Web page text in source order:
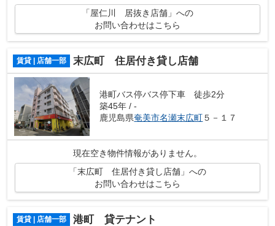
「屋仁川 居抜き店舗」への
お問い合わせはこちら
賃貸 | 店舗一部 末広町 住居付き貸し店舗
港町バス停バス停下車 徒歩2分
築45年 / -
鹿児島県奄美市名瀬末広町５－１７
現在空き物件情報がありません。
「末広町 住居付き貸し店舗」への
お問い合わせはこちら
賃貸 | 店舗一部 港町 貸テナント